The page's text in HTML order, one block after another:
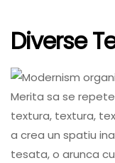
Diverse
Merita sa se
textura, textura,
a crea un spatiu
tesata, o arunca